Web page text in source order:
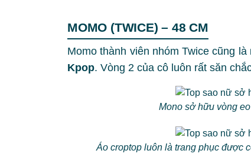
MOMO (TWICE) – 48 CM
Momo thành viên nhóm Twice cũng
Kpop. Vòng 2 của cô luôn rất săn
Mono sở hữu vòng
Áo croptop luôn là trang phục được